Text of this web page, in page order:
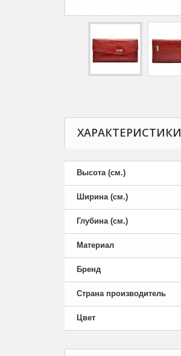
ХАРАКТЕРИСТИКИ
Высота (см.)
Ширина (см.)
Глубина (см.)
Материал
Бренд
Страна производитель
Цвет